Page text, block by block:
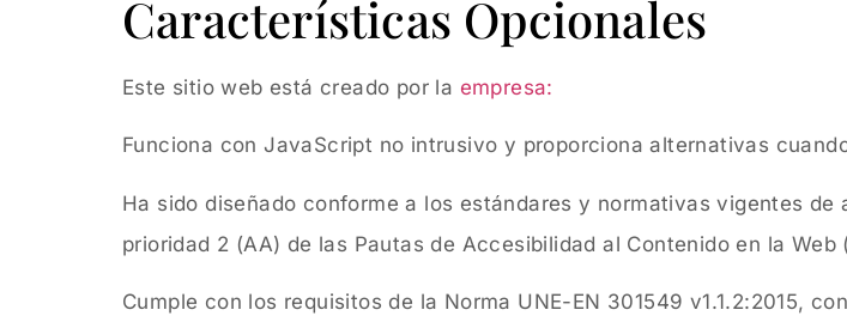
Características Opcionales
Este sitio web está creado por la empresa:
Funciona con JavaScript no intrusivo y proporciona alternativas
Ha sido diseñado conforme a los estándares y normativas vigentes
prioridad 2 (AA) de las Pautas de Accesibilidad al Contenido en la Web
Cumple con los requisitos de la Norma UNE-EN 301549 v1.1.2:2015,